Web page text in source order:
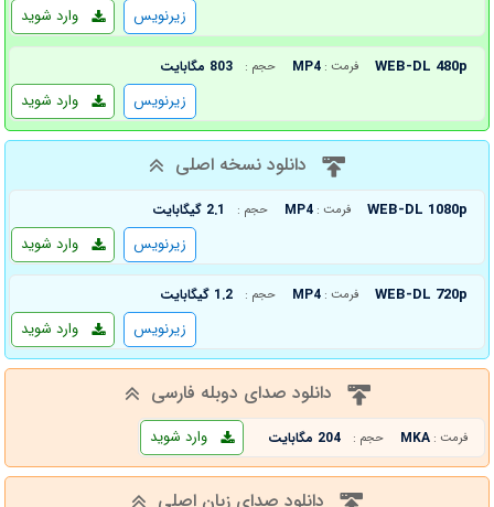
وارد شوید زیرنویس
WEB-DL 480p فرمت : MP4 حجم : 803 مگابایت
وارد شوید زیرنویس
دانلود نسخه اصلی
WEB-DL 1080p فرمت : MP4 حجم : 2.1 گیگابایت
وارد شوید زیرنویس
WEB-DL 720p فرمت : MP4 حجم : 1.2 گیگابایت
وارد شوید زیرنویس
دانلود صدای دوبله فارسی
فرمت : MKA حجم : 204 مگابایت وارد شوید
دانلود صدای زبان اصلی